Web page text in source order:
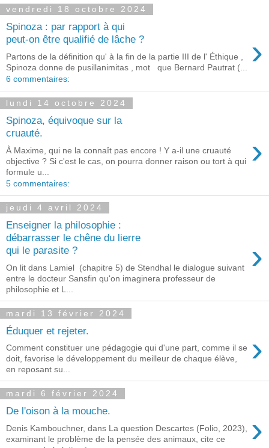
vendredi 18 octobre 2024
Spinoza : par rapport à qui
peut-on être qualifié de lâche ?
›
Partons de la définition qu' à la fin de la partie III de l' Éthique ,
Spinoza donne de pusillanimitas , mot que Bernard Pautrat (...
6 commentaires:
lundi 14 octobre 2024
Spinoza, équivoque sur la
cruauté.
›
À Maxime, qui ne la connaît pas encore ! Y a-il une cruauté
objective ? Si c'est le cas, on pourra donner raison ou tort à qui
formule u...
5 commentaires:
jeudi 4 avril 2024
Enseigner la philosophie :
débarrasser le chêne du lierre
qui le parasite ?
›
On lit dans Lamiel (chapitre 5) de Stendhal le dialogue suivant
entre le docteur Sansfin qu'on imaginera professeur de
philosophie et L...
mardi 13 février 2024
Éduquer et rejeter. ›
Comment constituer une pédagogie qui d'une part, comme il se
doit, favorise le développement du meilleur de chaque élève,
en reposant su...
mardi 6 février 2024
De l'oison à la mouche. ›
Denis Kambouchner, dans La question Descartes (Folio, 2023),
examinant le problème de la pensée des animaux, cite ce